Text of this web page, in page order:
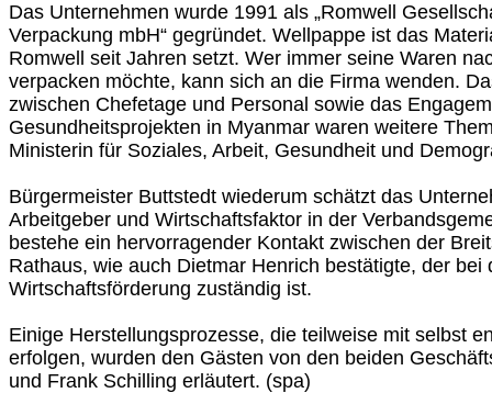
Das Unternehmen wurde 1991 als „Romwell
Verpackung mbH“ gegründet. Wellpappe ist das
Romwell seit Jahren setzt. Wer immer seine Waren
verpacken möchte, kann sich an die Firma wenden.
zwischen Chefetage und Personal sowie das
Gesundheitsprojekten in Myanmar waren weitere
Ministerin für Soziales, Arbeit, Gesundheit und
Bürgermeister Buttstedt wiederum schätzt das
Arbeitgeber und Wirtschaftsfaktor in der
bestehe ein hervorragender Kontakt zwischen der
Rathaus, wie auch Dietmar Henrich bestätigte, der bei
Wirtschaftsförderung zuständig ist.
Einige Herstellungsprozesse, die teilweise mit selbst
erfolgen, wurden den Gästen von den beiden
und Frank Schilling erläutert. (spa)